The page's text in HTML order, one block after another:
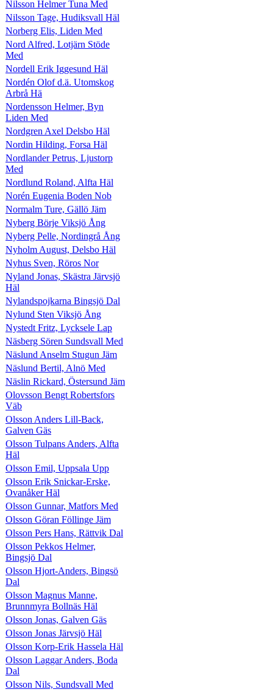
Nilsson Helmer Tuna Med
Nilsson Tage, Hudiksvall Häl
Norberg Elis, Liden Med
Nord Alfred, Lotjärn Stöde
Med
Nordell Erik Iggesund Häl
Nordén Olof d.ä. Utomskog
Arbrå Hä
Nordensson Helmer, Byn
Liden Med
Nordgren Axel Delsbo Häl
Nordin Hilding, Forsa Häl
Nordlander Petrus, Ljustorp
Med
Nordlund Roland, Alfta Häl
Norén Eugenia Boden Nob
Normalm Ture, Gällö Jäm
Nyberg Börje Viksjö Ång
Nyberg Pelle, Nordingrå Ång
Nyholm August, Delsbo Häl
Nyhus Sven, Röros Nor
Nyland Jonas, Skästra Järvsjö
Häl
Nylandspojkarna Bingsjö Dal
Nylund Sten Viksjö Ång
Nystedt Fritz, Lycksele Lap
Näsberg Sören Sundsvall Med
Näslund Anselm Stugun Jäm
Näslund Bertil, Alnö Med
Näslin Rickard, Östersund Jäm
Olovsson Bengt Robertsfors
Väb
Olsson Anders Lill-Back,
Galven Gäs
Olsson Tulpans Anders, Alfta
Häl
Olsson Emil, Uppsala Upp
Olsson Erik Snickar-Erske,
Ovanåker Häl
Olsson Gunnar, Matfors Med
Olsson Göran Föllinge Jäm
Olsson Pers Hans, Rättvik Dal
Olsson Pekkos Helmer,
Bingsjö Dal
Olsson Hjort-Anders, Bingsö
Dal
Olsson Magnus Manne,
Brunnmyra Bollnäs Häl
Olsson Jonas, Galven Gäs
Olsson Jonas Järvsjö Häl
Olsson Korp-Erik Hassela Häl
Olsson Laggar Anders, Boda
Dal
Olsson Nils, Sundsvall Med